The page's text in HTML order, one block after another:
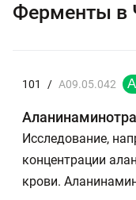
Ферменты в
101 / A09.05.042
Исследование,
концентрации
крови.